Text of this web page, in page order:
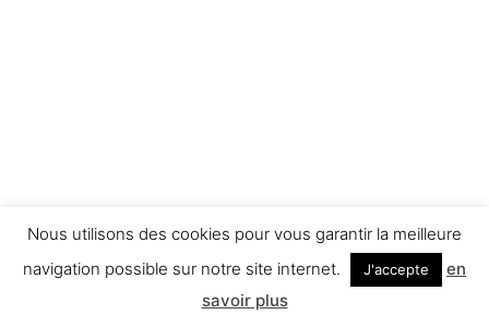
Nous utilisons des cookies pour vous garantir la meilleure
navigation possible sur notre site internet.
J'accepte
en
savoir plus